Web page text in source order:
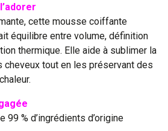
cette mousse coiffante
équilibre entre volume, définition
thermique. Elle aide à sublimer la
cheveux tout en les préservant des
99 % d’ingrédients d’origine